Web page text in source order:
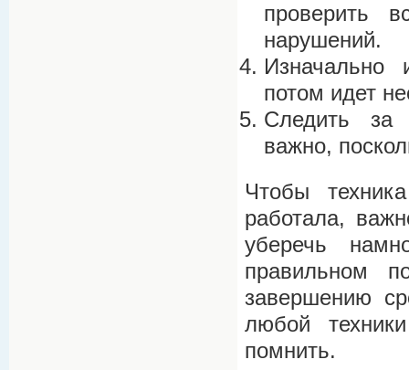
проверить
нарушений.
Изначально
потом идет
Следить за
важно,
Чтобы
работала,
уберечь
правильном
завершению
любой
помнить.